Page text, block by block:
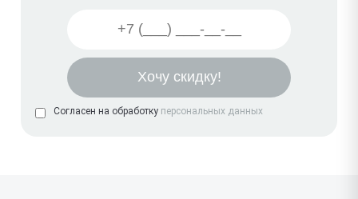
Согласен на обработку персональных данных